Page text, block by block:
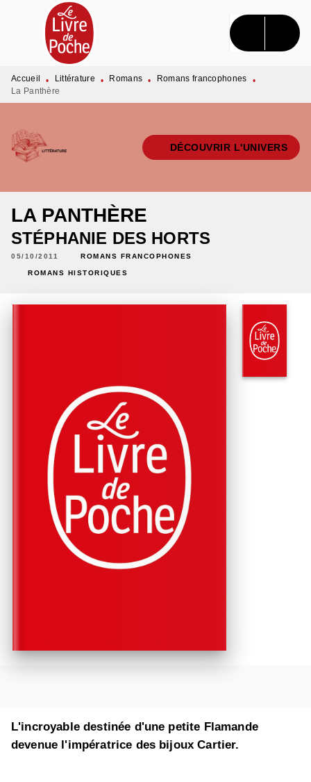
MENU RECHERCHE CONTENU
PIED DE PAGE
Accueil • Littérature • Romans • Romans francophones
•
La Panthère
DÉCOUVRIR L'UNIVERS
LA PANTHÈRE
STÉPHANIE DES HORTS
05/10/2011 ROMANS FRANCOPHONES
ROMANS HISTORIQUES
L'incroyable destinée d'une petite Flamande
devenue l'impératrice des bijoux Cartier.